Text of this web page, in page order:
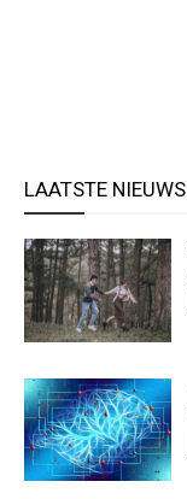
LAATSTE NIEUWS